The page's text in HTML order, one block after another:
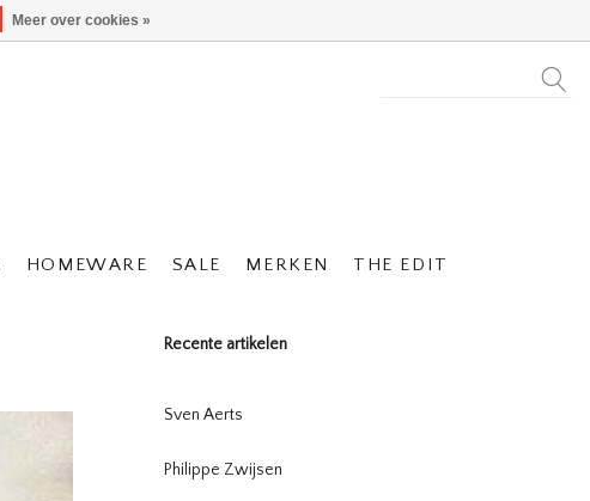
HOMEWARE SALE MERKEN THE EDIT
Recente artikelen
Sven Aerts
Philippe Zwijsen
Meer over cookies »